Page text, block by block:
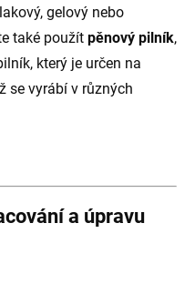
gelový nebo
také použít pěnový pilník,
který je určen na
se vyrábí v různých
a úpravu